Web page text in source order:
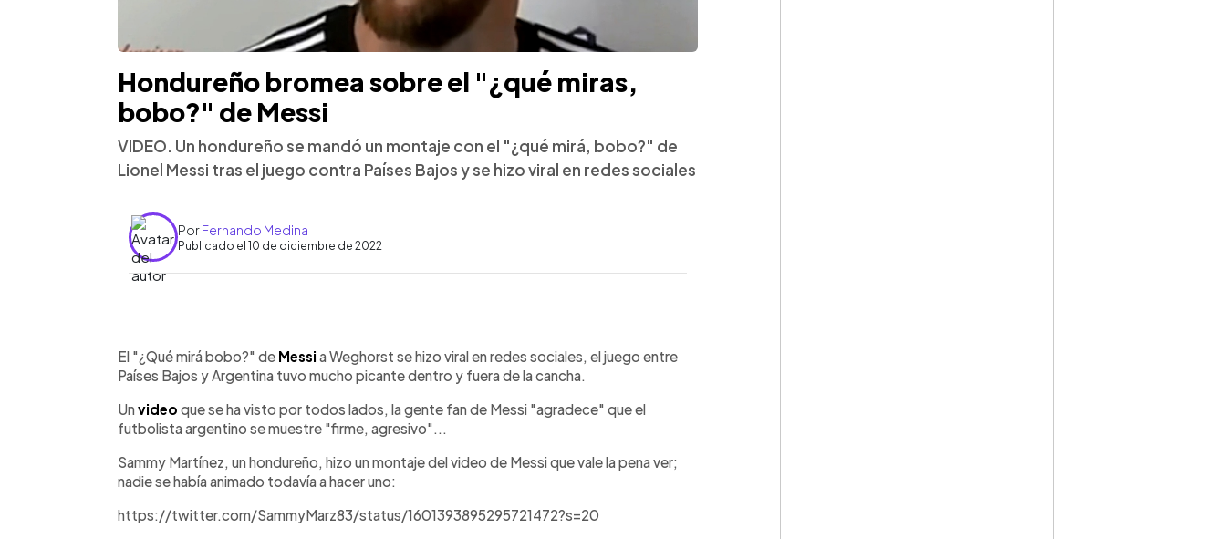
Hondureño bromea sobre el "¿qué miras,
bobo?" de Messi
VIDEO. Un hondureño se mandó un montaje con el "¿qué mirá, bobo?" de
Lionel Messi tras el juego contra Países Bajos y se hizo viral en redes sociales
PorFernando Medina
Publicado el 10 de diciembre de 2022
► Escuchar artículo
El "¿Qué mirá bobo?" de Messi a Weghorst se hizo viral en redes sociales, el juego entre
Países Bajos y Argentina tuvo mucho picante dentro y fuera de la cancha.
Unvideo que se ha visto por todos lados, la gente fan de Messi "agradece" que el
futbolista argentino se muestre "firme, agresivo"...
Sammy Martínez, un hondureño, hizo un montaje del video de Messi que vale la pena ver;
nadie se había animado todavía a hacer uno:
https://twitter.com/SammyMarz83/status/1601393895295721472?s=20